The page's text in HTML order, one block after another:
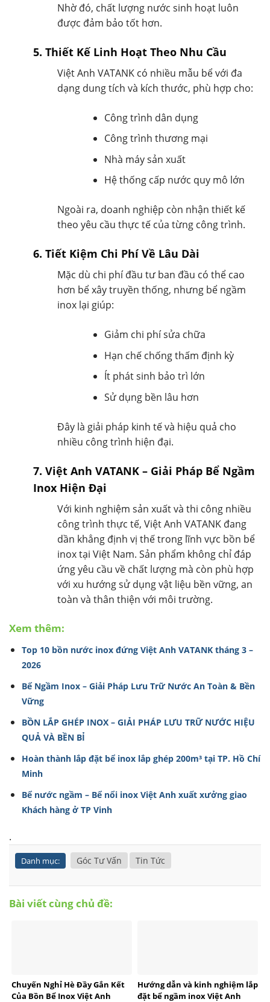
Nhờ đó, chất lượng nước sinh hoạt luôn
được đảm bảo tốt hơn.
5. Thiết Kế Linh Hoạt Theo Nhu Cầu
Việt Anh VATANK có nhiều mẫu bể với đa
dạng dung tích và kích thước, phù hợp cho:
Công trình dân dụng
Công trình thương mại
Nhà máy sản xuất
Hệ thống cấp nước quy mô lớn
Ngoài ra, doanh nghiệp còn nhận thiết kế
theo yêu cầu thực tế của từng công trình.
6. Tiết Kiệm Chi Phí Về Lâu Dài
Mặc dù chi phí đầu tư ban đầu có thể cao
hơn bể xây truyền thống, nhưng bể ngầm
inox lại giúp:
Giảm chi phí sửa chữa
Hạn chế chống thấm định kỳ
Ít phát sinh bảo trì lớn
Sử dụng bền lâu hơn
Đây là giải pháp kinh tế và hiệu quả cho
nhiều công trình hiện đại.
7. Việt Anh VATANK – Giải Pháp Bể Ngầm
Inox Hiện Đại
Với kinh nghiệm sản xuất và thi công nhiều
công trình thực tế, Việt Anh VATANK đang
dần khẳng định vị thế trong lĩnh vực bồn bể
inox tại Việt Nam. Sản phẩm không chỉ đáp
ứng yêu cầu về chất lượng mà còn phù hợp
với xu hướng sử dụng vật liệu bền vững, an
toàn và thân thiện với môi trường.
Xem thêm:
Top 10 bồn nước inox đứng Việt Anh VATANK tháng 3 –
2026
Bể Ngầm Inox – Giải Pháp Lưu Trữ Nước An Toàn & Bền
Vững
BỒN LẮP GHÉP INOX – GIẢI PHÁP LƯU TRỮ NƯỚC HIỆU
QUẢ VÀ BỀN BỈ
Hoàn thành lắp đặt bể inox lắp ghép 200m³ tại TP. Hồ Chí
Minh
Bể nước ngầm – Bể nổi inox Việt Anh xuất xưởng giao
Khách hàng ở TP Vinh
.
Danh mục: Góc Tư Vấn Tin Tức
Bài viết cùng chủ đề:
Chuyến Nghỉ Hè Đầy Gắn Kết
Của Bồn Bể Inox Việt Anh
Hướng dẫn và kinh nghiệm lắp
đặt bể ngầm inox Việt Anh